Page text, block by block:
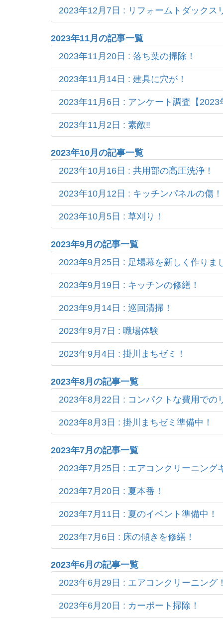
2023年12月7日 : リフォームトダックス
2023年11月の記事一覧
2023年11月20日 : 落ち葉の掃除！
2023年11月14日 : 建具に穴が！
2023年11月6日 : アンケート調査【2023
2023年11月2日 : 素敵‼
2023年10月の記事一覧
2023年10月16日 : 共用部の高圧洗浄！
2023年10月12日 : キッチンパネルの傷！
2023年10月5日 : 草刈り！
2023年9月の記事一覧
2023年9月25日 : 足場幕を新しく作りま
2023年9月19日 : キッチンの修繕！
2023年9月14日 : 巡回清掃！
2023年9月7日 : 職場体験
2023年9月4日 : 掛川まちゼミ！
2023年8月の記事一覧
2023年8月22日 : コンパクトな費用での
2023年8月3日 : 掛川まちゼミ準備中！
2023年7月の記事一覧
2023年7月25日 : エアコンクリーニング
2023年7月20日 : 夏本番！
2023年7月11日 : 夏のイベント準備中！
2023年7月6日 : 床の傾きを修繕！
2023年6月の記事一覧
2023年6月29日 : エアコンクリーニング！
2023年6月20日 : カーポート掃除！